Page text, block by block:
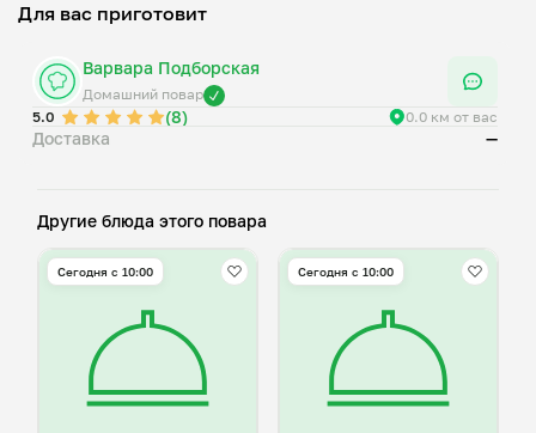
Для вас приготовит
Варвара Подборская
Домашний повар
5.0
(8) 0.0 км от вас
Доставка —
Другие блюда этого повара
Сегодня с 10:00 Сегодня с 10:00